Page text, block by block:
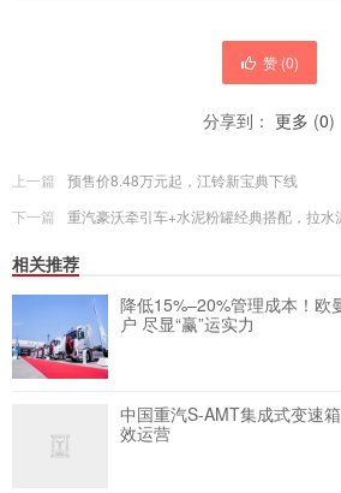
赞 (0)
分享到： 更多 (0)
上一篇
预售价8.48万元起，江铃新宝典下线
下一篇
重汽豪沃牵引车+水泥粉罐经典搭配，拉水
相关推荐
降低15%–20%管理成本！欧
户 尽显“赢”运实力
中国重汽S-AMT集成式变速
效运营